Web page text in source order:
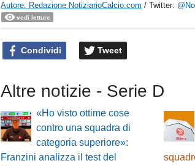
Autore: Redazione NotiziarioCalcio.com / Twitter:
vedi letture
Condividi Tweet
Altre notizie - Serie D
«Ho visto ottime cose
contro una squadra di
categoria superiore»:
Franzini analizza il test del